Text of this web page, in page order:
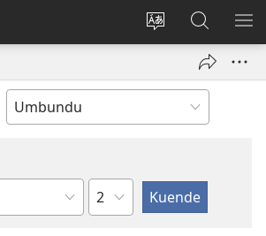
Change
language
Iñila
(yikula
Sandiliya
vo
JW.ORG
Ocipama